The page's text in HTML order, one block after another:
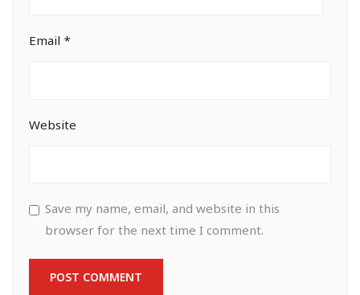
Email *
Website
Save my name, email, and website in this
browser for the next time I comment.